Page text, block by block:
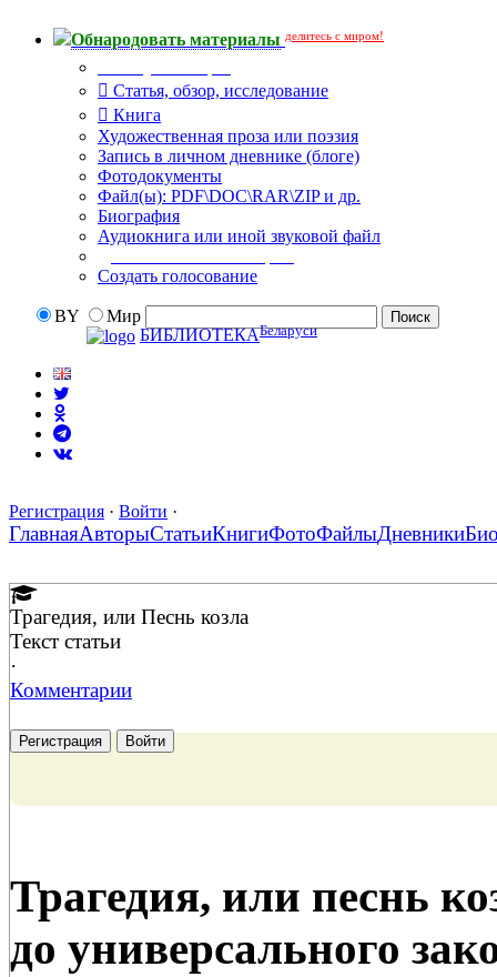
Обнародовать материалы делитесь с миром!
Статья, обзор, исследование
Книга
Художественная проза или поэзия
Запись в личном дневнике (блоге)
Фотодокументы
Файл(ы): PDF\DOC\RAR\ZIP и др.
Биография
Аудиокнига или иной звуковой файл
Создать голосование
BY
Мир
БИБЛИОТЕКАБеларуси
Регистрация · Войти ·
ГлавнаяАвторыСтатьиКнигиФотоФайлыДневники
Трагедия, или Песнь козла
Текст статьи
·
Комментарии
Регистрация Войти
Трагедия, или песнь
до универсального